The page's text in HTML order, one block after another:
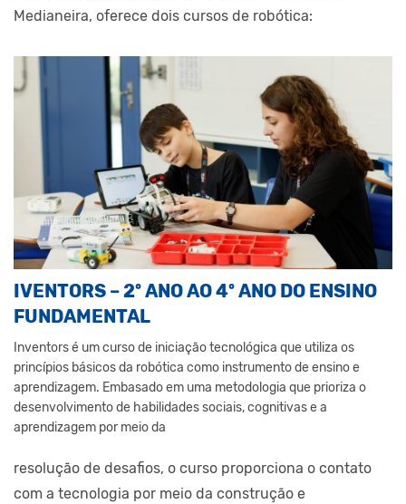
Medianeira, oferece dois cursos de robótica:
IVENTORS – 2º ANO AO 4º ANO DO ENSINO
FUNDAMENTAL
Inventors é um curso de iniciação tecnológica que utiliza os
princípios básicos da robótica como instrumento de ensino e
aprendizagem. Embasado em uma metodologia que prioriza o
desenvolvimento de habilidades sociais, cognitivas e a
aprendizagem por meio da
resolução de desafios, o curso proporciona o contato
com a tecnologia por meio da construção e